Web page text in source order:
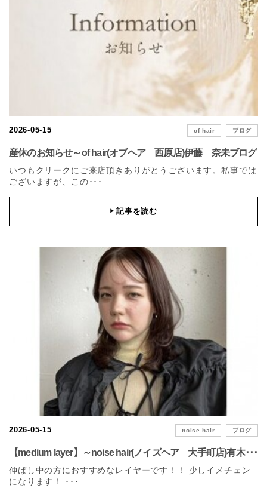
2026-05-15 of hair ブログ
産休のお知らせ～of hair(オブヘア 西原店)伊藤 奈未ブログ
いつもクリークにご来店頂きありがとうございます。私事では
ございますが、この･･･
▶記事を読む
2026-05-15 noise hair ブログ
【medium layer】～noise hair(ノイズヘア 大手町店)有木･･･
伸ばし中の方におすすめなレイヤーです！！ 少しイメチェン
になります！ ･･･